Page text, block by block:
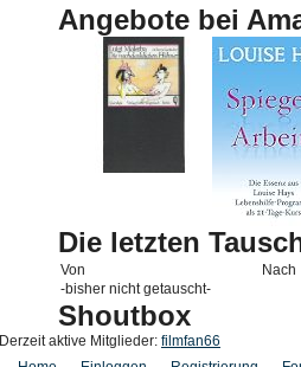
Angebote bei
Die letzten
Von Nach
-bisher nicht getauscht-
Shoutbox
Derzeit aktive Mitglieder: filmfan66